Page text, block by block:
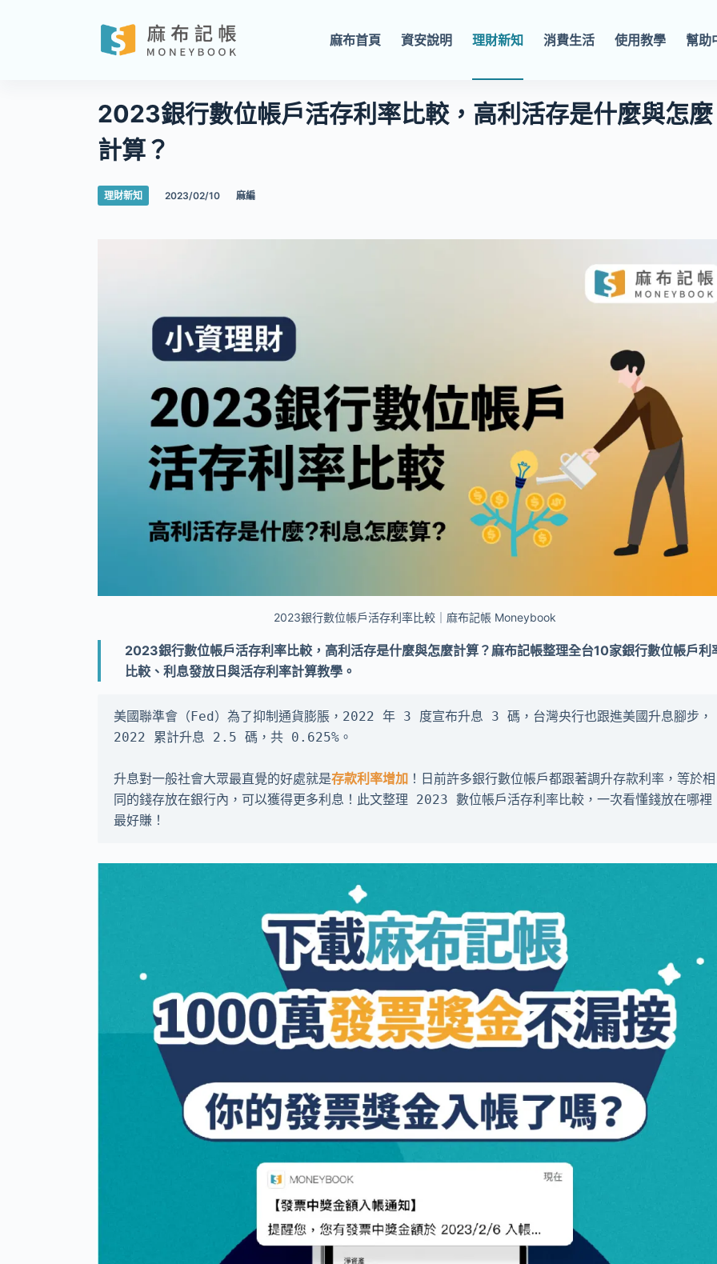
麻布首頁 資安說明 理財新知 消費生活 使用教學 幫助
2023銀行數位帳戶活存利率比較，高利活存是什麼與怎麼
計算？
理財新知 2023/02/10 麻編
2023銀行數位帳戶活存利率比較｜麻布記帳 Moneybook
2023銀行數位帳戶活存利率比較，高利活存是什麼與怎麼計算？麻布記帳整理全台10家銀行數位帳戶利
比較、利息發放日與活存利率計算教學。
美國聯準會（Fed）為了抑制通貨膨脹，2022 年 3 度宣布升息 3 碼，台灣央行也跟進美國升息腳步，
2022 累計升息 2.5 碼，共 0.625%。
升息對一般社會大眾最直覺的好處就是存款利率增加 ！日前許多銀行數位帳戶都跟著調升存款利率，等於相
同的錢存放在銀行內，可以獲得更多利息！此文整理 2023 數位帳戶活存利率比較，一次看懂錢放在哪裡
最好賺！